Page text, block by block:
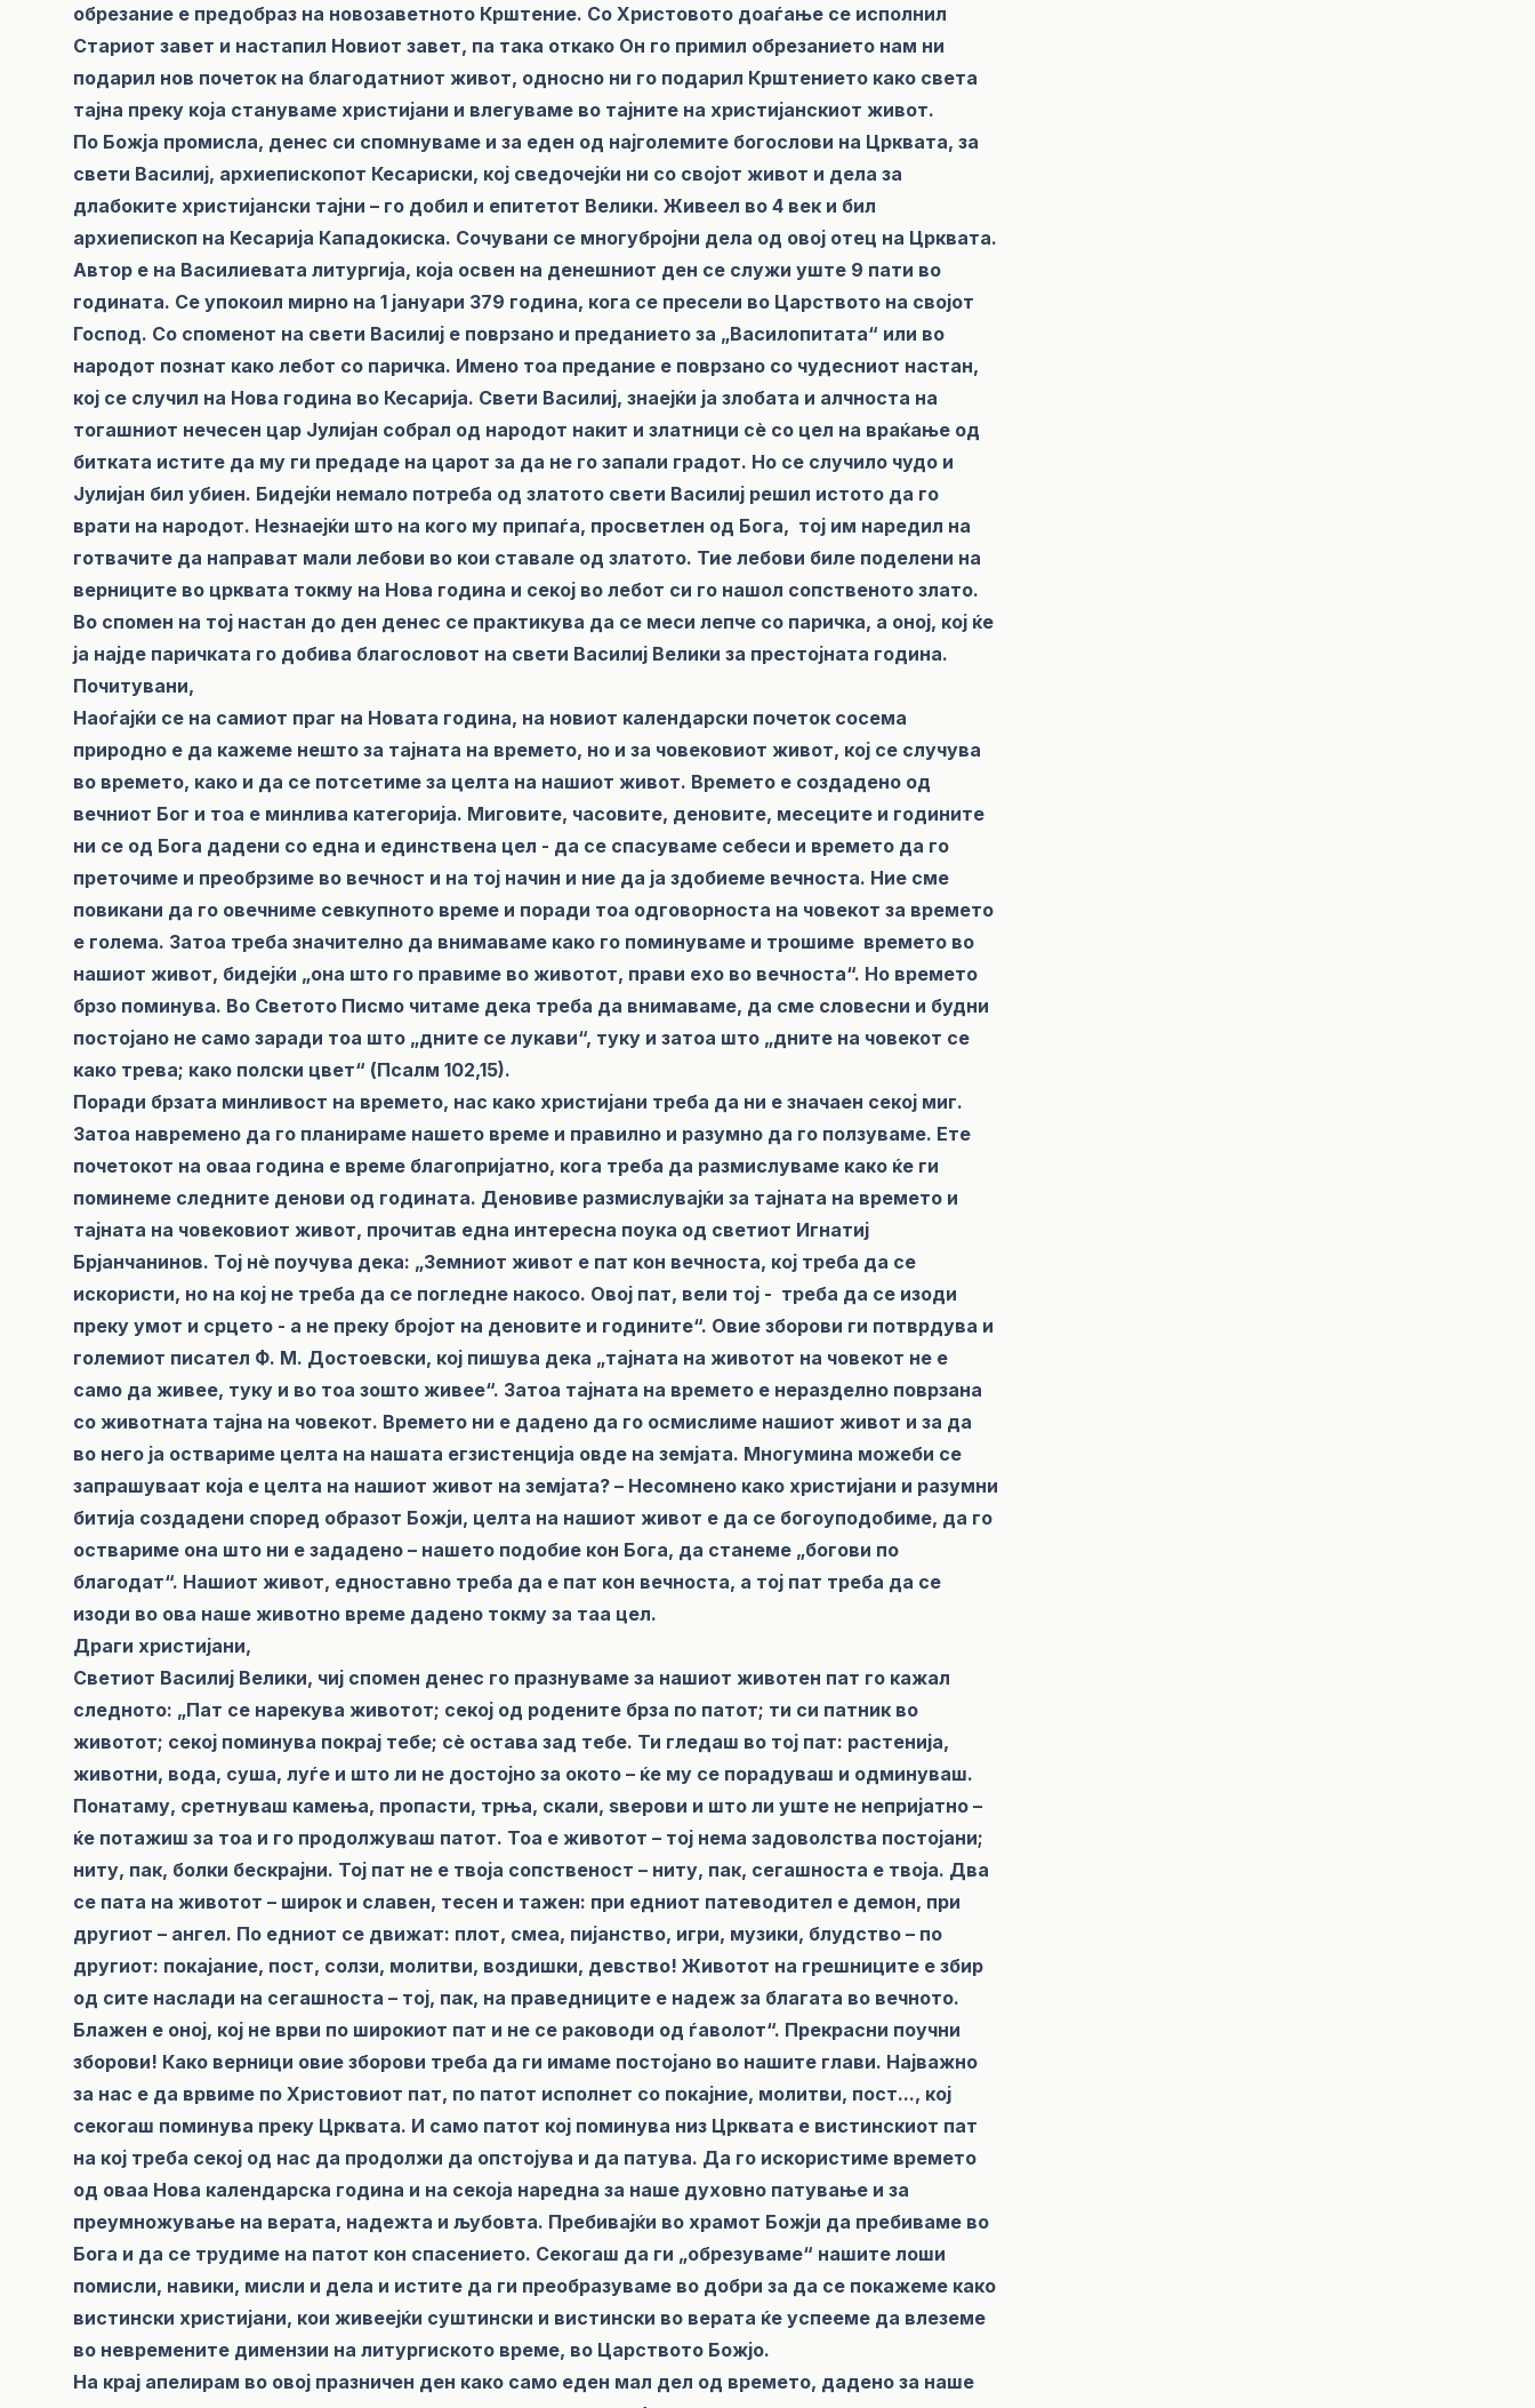
обрезание е предобраз на новозаветното Крштение. Со Христовото доаѓање се исполнил
Стариот завет и настапил Новиот завет, па така откако Он го примил обрезанието нам ни
подарил нов почеток на благодатниот живот, односно ни го подарил Крштението како света
тајна преку која стануваме христијани и влегуваме во тајните на христијанскиот живот.
По Божја промисла, денес си спомнуваме и за еден од најголемите богослови на Црквата, за
свети Василиј, архиепископот Кесариски, кој сведочејќи ни со својот живот и дела за
длабоките христијански тајни – го добил и епитетот Велики. Живеел во 4 век и бил
архиепископ на Кесарија Кападокиска. Сочувани се многубројни дела од овој отец на Црквата.
Автор е на Василиевата литургија, која освен на денешниот ден се служи уште 9 пати во
годината. Се упокоил мирно на 1 јануари 379 година, кога се пресели во Царството на својот
Господ. Со споменот на свети Василиј е поврзано и преданието за „Василопитата“ или во
народот познат како лебот со паричка. Имено тоа предание е поврзано со чудесниот настан,
кој се случил на Нова година во Кесарија. Свети Василиј, знаејќи ја злобата и алчноста на
тогашниот нечесен цар Јулијан собрал од народот накит и златници сè со цел на враќање од
битката истите да му ги предаде на царот за да не го запали градот. Но се случило чудо и
Јулијан бил убиен. Бидејќи немало потреба од златото свети Василиј решил истото да го
врати на народот. Незнаејќи што на кого му припаѓа, просветлен од Бога, тој им наредил на
готвачите да направат мали лебови во кои ставале од златото. Тие лебови биле поделени на
верниците во црквата токму на Нова година и секој во лебот си го нашол сопственото злато.
Во спомен на тој настан до ден денес се практикува да се меси лепче со паричка, а оној, кој ќе
ја најде паричката го добива благословот на свети Василиј Велики за престојната година.
Почитувани,
Наоѓајќи се на самиот праг на Новата година, на новиот календарски почеток сосема
природно е да кажеме нешто за тајната на времето, но и за човековиот живот, кој се случува
во времето, како и да се потсетиме за целта на нашиот живот. Времето е создадено од
вечниот Бог и тоа е минлива категорија. Миговите, часовите, деновите, месеците и годините
ни се од Бога дадени со една и единствена цел - да се спасуваме себеси и времето да го
преточиме и преобрзиме во вечност и на тој начин и ние да ја здобиеме вечноста. Ние сме
повикани да го овечниме севкупното време и поради тоа одговорноста на човекот за времето
е голема. Затоа треба значително да внимаваме како го поминуваме и трошиме времето во
нашиот живот, бидејќи „она што го правиме во животот, прави ехо во вечноста“. Но времето
брзо поминува. Во Светото Писмо читаме дека треба да внимаваме, да сме словесни и будни
постојано не само заради тоа што „дните се лукави“, туку и затоа што „дните на човекот се
како трева; како полски цвет“ (Псалм 102,15).
Поради брзата минливост на времето, нас како христијани треба да ни е значаен секој миг.
Затоа навремено да го планираме нашето време и правилно и разумно да го ползуваме. Ете
почетокот на оваа година е време благопријатно, кога треба да размислуваме како ќе ги
поминеме следните денови од годината. Деновиве размислувајќи за тајната на времето и
тајната на човековиот живот, прочитав една интересна поука од светиот Игнатиј
Брјанчанинов. Тој нè поучува дека: „Земниот живот е пат кон вечноста, кој треба да се
искористи, но на кој не треба да се погледне накосо. Овој пат, вели тој - треба да се изоди
преку умот и срцето - а не преку бројот на деновите и годините“. Овие зборови ги потврдува и
големиот писател Ф. М. Достоевски, кој пишува дека „тајната на животот на човекот не е
само да живее, туку и во тоа зошто живее“. Затоа тајната на времето е неразделно поврзана
со животната тајна на човекот. Времето ни е дадено да го осмислиме нашиот живот и за да
во него ја оствариме целта на нашата егзистенција овде на земјата. Многумина можеби се
запрашуваат која е целта на нашиот живот на земјата? – Несомнено како христијани и разумни
битија создадени според образот Божји, целта на нашиот живот е да се богоуподобиме, да го
оствариме она што ни е зададено – нашето подобие кон Бога, да станеме „богови по
благодат“. Нашиот живот, едноставно треба да е пат кон вечноста, а тој пат треба да се
изоди во ова наше животно време дадено токму за таа цел.
Драги христијани,
Светиот Василиј Велики, чиј спомен денес го празнуваме за нашиот животен пат го кажал
следното: „Пат се нарекува животот; секој од родените брза по патот; ти си патник во
животот; секој поминува покрај тебе; сè остава зад тебе. Ти гледаш во тој пат: растенија,
животни, вода, суша, луѓе и што ли не достојно за окото – ќе му се порадуваш и одминуваш.
Понатаму, сретнуваш камења, пропасти, трња, скали, ѕверови и што ли уште не непријатно –
ќе потажиш за тоа и го продолжуваш патот. Тоа е животот – тој нема задоволства постојани;
ниту, пак, болки бескрајни. Тој пат не е твоја сопственост – ниту, пак, сегашноста е твоја. Два
се пата на животот – широк и славен, тесен и тажен: при едниот патеводител е демон, при
другиот – ангел. По едниот се движат: плот, смеа, пијанство, игри, музики, блудство – по
другиот: покајание, пост, солзи, молитви, воздишки, девство! Животот на грешниците е збир
од сите наслади на сегашноста – тој, пак, на праведниците е надеж за благата во вечното.
Блажен е оној, кој не врви по широкиот пат и не се раководи од ѓаволот“. Прекрасни поучни
зборови! Како верници овие зборови треба да ги имаме постојано во нашите глави. Најважно
за нас е да врвиме по Христовиот пат, по патот исполнет со покајние, молитви, пост..., кој
секогаш поминува преку Црквата. И само патот кој поминува низ Црквата е вистинскиот пат
на кој треба секој од нас да продолжи да опстојува и да патува. Да го искористиме времето
од оваа Нова календарска година и на секоја наредна за наше духовно патување и за
преумножување на верата, надежта и љубовта. Пребивајќи во храмот Божји да пребиваме во
Бога и да се трудиме на патот кон спасението. Секогаш да ги „обрезуваме“ нашите лоши
помисли, навики, мисли и дела и истите да ги преобразуваме во добри за да се покажеме како
вистински христијани, кои живеејќи суштински и вистински во верата ќе успееме да влеземе
во невремените димензии на литургиското време, во Царството Божјо.
На крај апелирам во овој празничен ден како само еден мал дел од времето, дадено за наше